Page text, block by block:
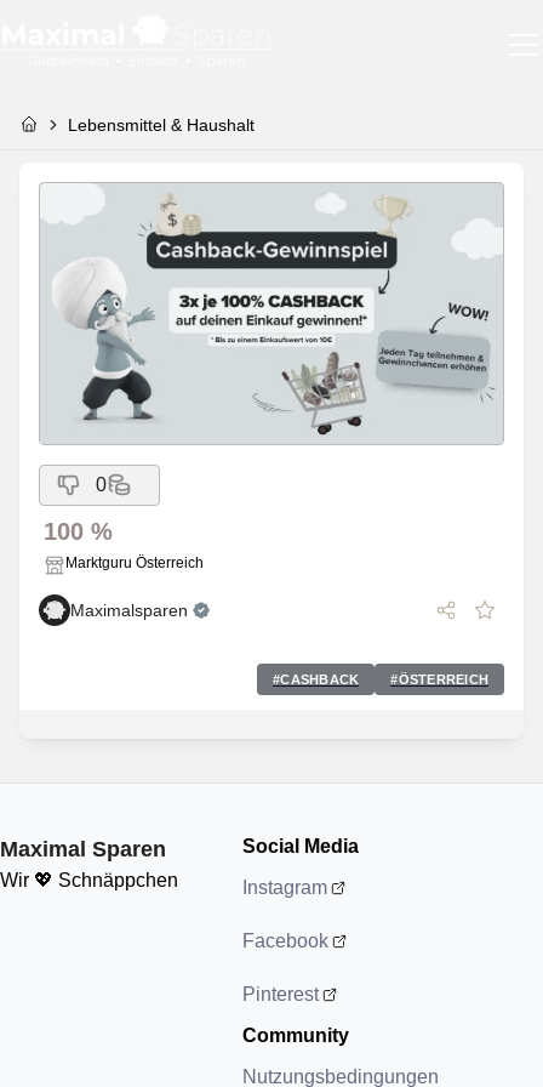
Lebensmittel & Haushalt
0
100 %
Marktguru Österreich
Maximalsparen
#CASHBACK #ÖSTERREICH
Maximal Sparen
Wir 💖 Schnäppchen
Social Media
Instagram
Facebook
Pinterest
Community
Nutzungsbedingungen